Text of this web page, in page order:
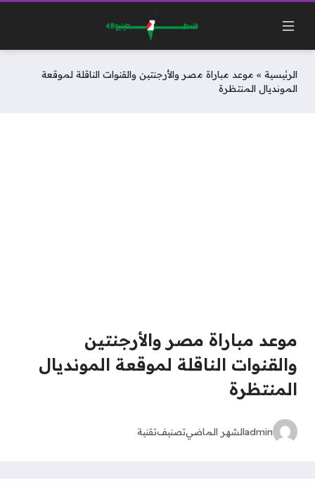
الرئيسية » موعد مباراة مصر والأرجنتين والقنوات الناقلة لموقعة
المونديال المنتظرة
موعد مباراة مصر والأرجنتين
والقنوات الناقلة لموقعة المونديال
المنتظرة
adminالشهر الماضيتصنيفتقنية